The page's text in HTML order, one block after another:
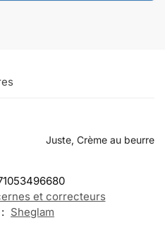
Juste, Crème au beurre
et correcteurs
Sheglam